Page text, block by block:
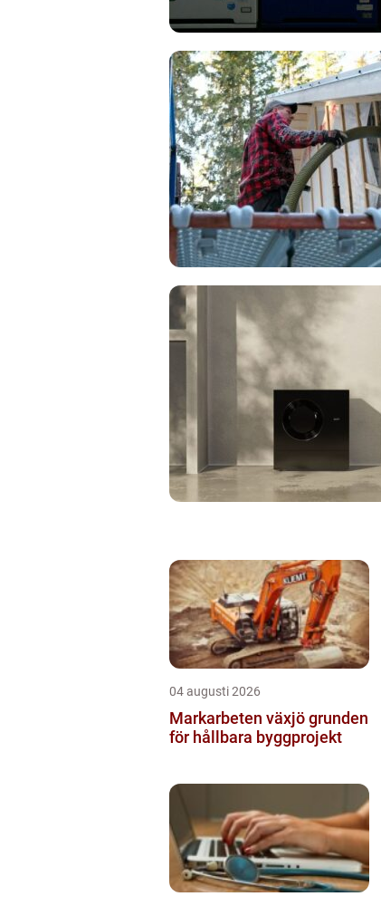
04 augusti 2026
Markarbeten växjö grunden
för hållbara byggprojekt